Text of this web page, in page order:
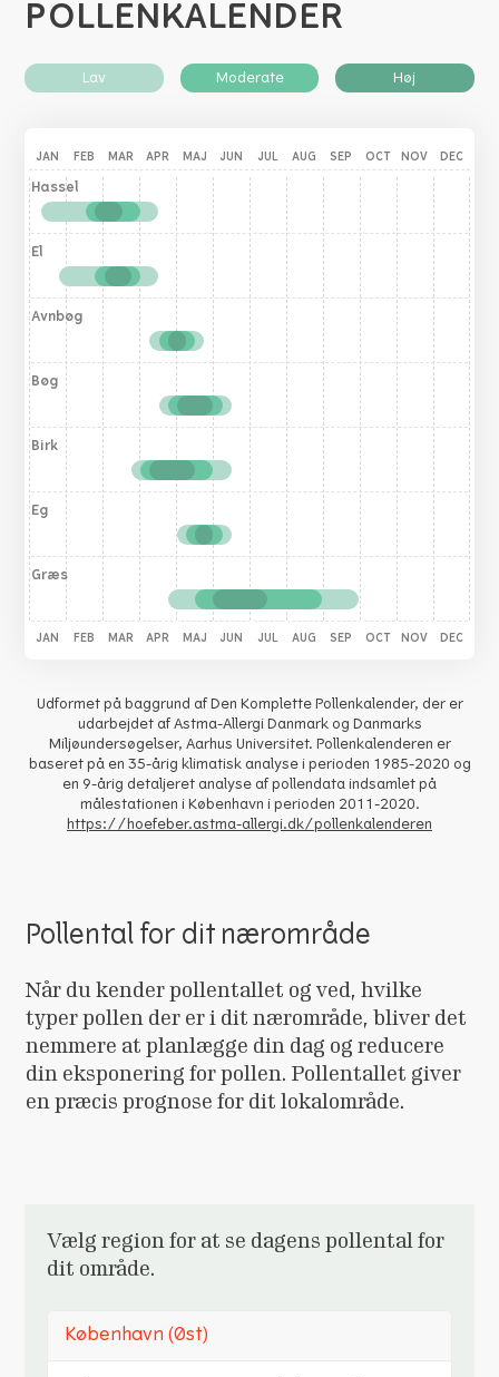
POLLENKALENDER
Lav Moderate Høj
JAN FEB MAR APR MAJ JUN JUL AUG SEP OCT NOV DEC
Hassel
El
Avnbøg
Bøg
Birk
Eg
Græs
JAN FEB MAR APR MAJ JUN JUL AUG SEP OCT NOV DEC
Udformet på baggrund af Den Komplette Pollenkalender, der er
udarbejdet af Astma-Allergi Danmark og Danmarks
Miljøundersøgelser, Aarhus Universitet. Pollenkalenderen er
baseret på en 35-årig klimatisk analyse i perioden 1985-2020 og
en 9-årig detaljeret analyse af pollendata indsamlet på
målestationen i København i perioden 2011-2020.
https://hoefeber.astma-allergi.dk/pollenkalenderen
Pollental for dit nærområde
Når du kender pollentallet og ved, hvilke
typer pollen der er i dit nærområde, bliver det
nemmere at planlægge din dag og reducere
din eksponering for pollen. Pollentallet giver
en præcis prognose for dit lokalområde.
Vælg region for at se dagens pollental for
dit område.
København (Øst)